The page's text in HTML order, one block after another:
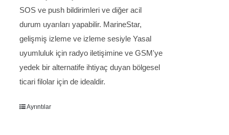
SOS ve push bildirimleri ve diğer acil
durum uyarıları yapabilir. MarineStar,
gelişmiş izleme ve izleme sesiyle Yasal
uyumluluk için radyo iletişimine ve GSM'ye
yedek bir alternatife ihtiyaç duyan bölgesel
ticari filolar için de idealdir.
Ayrıntılar